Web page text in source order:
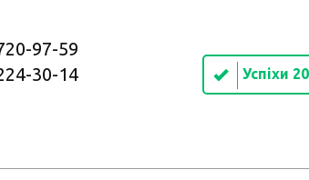
97-59
30-14
Успіхи